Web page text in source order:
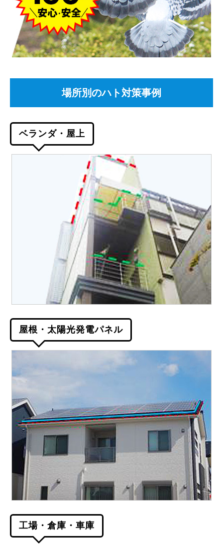
場所別のハト対策事例
ベランダ・屋上
屋根・太陽光発電パネル
工場・倉庫・車庫